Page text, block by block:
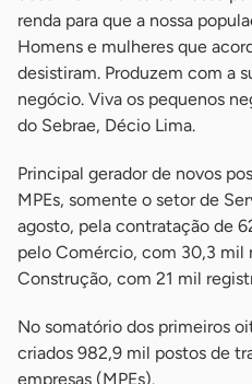
renda para que a nossa
Homens e mulheres que
desistiram. Produzem com a
negócio. Viva os pequenos
do Sebrae, Décio Lima.
Principal gerador de novos
MPEs, somente o setor de
agosto, pela contratação de
pelo Comércio, com 30,3 mil
Construção, com 21 mil
No somatório dos primeiros
criados 982,9 mil postos de
empresas (MPEs).